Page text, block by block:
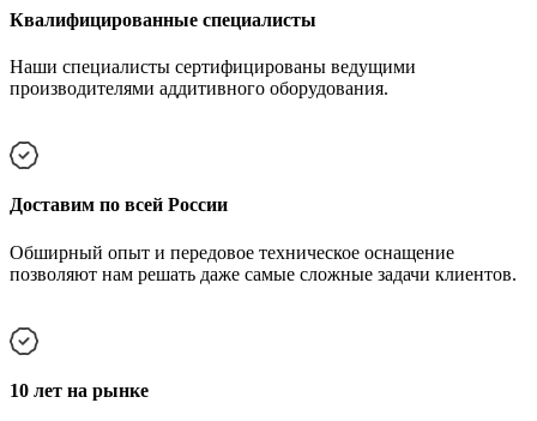
Квалифицированные специалисты
Наши специалисты сертифицированы ведущими
производителями аддитивного оборудования.
Доставим по всей России
Обширный опыт и передовое техническое оснащение
позволяют нам решать даже самые сложные задачи клиентов.
10 лет на рынке